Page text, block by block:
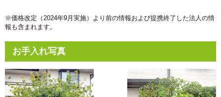
※価格改定（2024年9月実施）より前の情報および提携終了した法人の情
報も含まれます。
お手入れ写真